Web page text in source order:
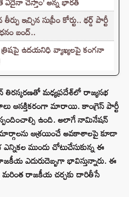
ఇచ్చిన సుప్రీం కోర్టు.. థర్డ్ పార్టీ
బంద్..
త్రిషపై ఉదయనిధి వ్యాఖ్యలపై కంగనా
మధ్యప్రదేశ్‌లో రాజ్యసభ
ఆసక్తికరంగా మారాయి. కాంగ్రెస్ పార్టీ
ఉంది. అలాగే నామినేషన్
ఆశ్రయించే అవకాశాలపై కూడా
ముందు చోటుచేసుకున్న ఈ
ఎదురుదెబ్బగా భావిస్తున్నారు. ఈ
రాజకీయ చర్చకు దారితీసే